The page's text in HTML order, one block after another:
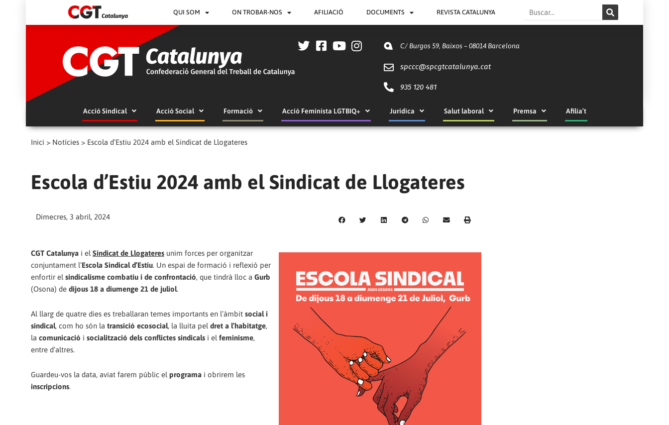
QUI SOM ON TROBAR-NOS AFILIACIÓ DOCUMENTS REVISTA CATALUNYA Search
C/ Burgos 59, Baixos – 08014 Barcelona
spccc@spcgtcatalunya.cat
935 120 481
Acció Sindical Acció Social Formació Acció Feminista LGTBIQ+ Jurídica Salut laboral Premsa Afilia’t
Inici > Notícies > Escola d’Estiu 2024 amb el Sindicat de Llogateres
Escola d’Estiu 2024 amb el Sindicat de Llogateres
Dimecres, 3 abril, 2024
CGT Catalunya i el Sindicat de Llogateres unim forces per organitzar
conjuntament l’Escola Sindical d’Estiu. Un espai de formació i reflexió per
enfortir el sindicalisme combatiu i de confrontació, que tindrà lloc a Gurb
(Osona) de dijous 18 a diumenge 21 de juliol.
Al llarg de quatre dies es treballaran temes importants en l’àmbit social i
sindical, com ho són la transició ecosocial, la lluita pel dret a l’habitatge,
la comunicació i socialització dels conflictes sindicals i el feminisme,
entre d’altres.
Guardeu-vos la data, aviat farem públic el programa i obrirem les
inscripcions.